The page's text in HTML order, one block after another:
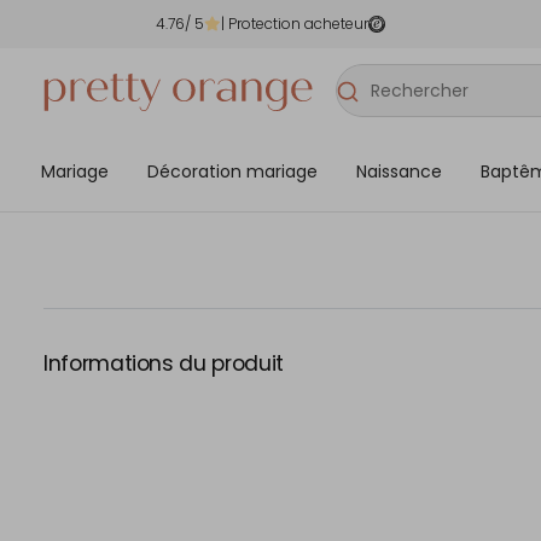
4.76/ 5 | Protection acheteur
Mariage Décoration mariage Naissance
Informations du produit